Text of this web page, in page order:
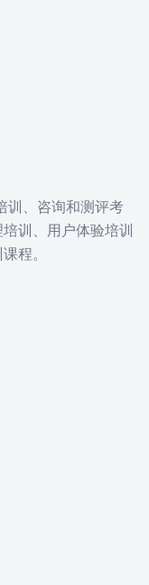
训、咨询和测评考
训、用户体验培训
程。